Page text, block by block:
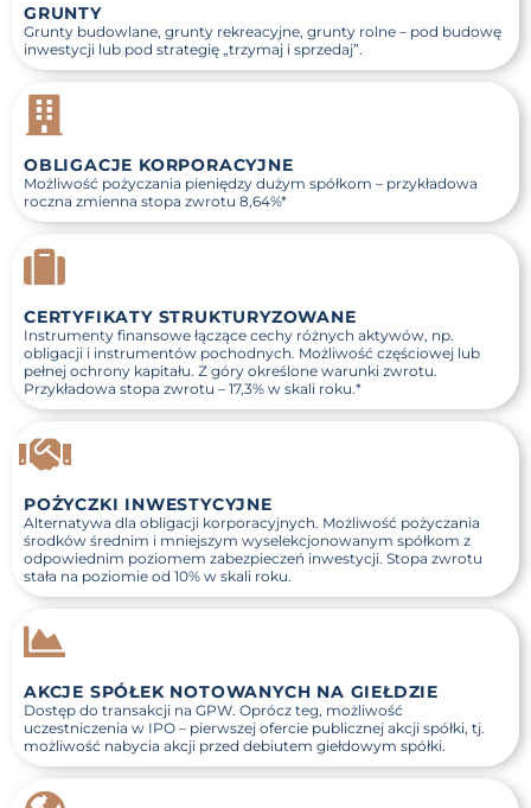
GRUNTY
Grunty budowlane, grunty rekreacyjne, grunty rolne – pod budowę
inwestycji lub pod strategię „trzymaj i sprzedaj”.
OBLIGACJE KORPORACYJNE
Możliwość pożyczania pieniędzy dużym spółkom – przykładowa
roczna zmienna stopa zwrotu 8,64%*
CERTYFIKATY STRUKTURYZOWANE
Instrumenty finansowe łączące cechy różnych aktywów, np.
obligacji i instrumentów pochodnych. Możliwość częściowej lub
pełnej ochrony kapitału. Z góry określone warunki zwrotu.
Przykładowa stopa zwrotu – 17,3% w skali roku.*
POŻYCZKI INWESTYCYJNE
Alternatywa dla obligacji korporacyjnych. Możliwość pożyczania
środków średnim i mniejszym wyselekcjonowanym spółkom z
odpowiednim poziomem zabezpieczeń inwestycji. Stopa zwrotu
stała na poziomie od 10% w skali roku.
AKCJE SPÓŁEK NOTOWANYCH NA GIEŁDZIE
Dostęp do transakcji na GPW. Oprócz teg, możliwość
uczestniczenia w IPO – pierwszej ofercie publicznej akcji spółki, tj.
możliwość nabycia akcji przed debiutem giełdowym spółki.